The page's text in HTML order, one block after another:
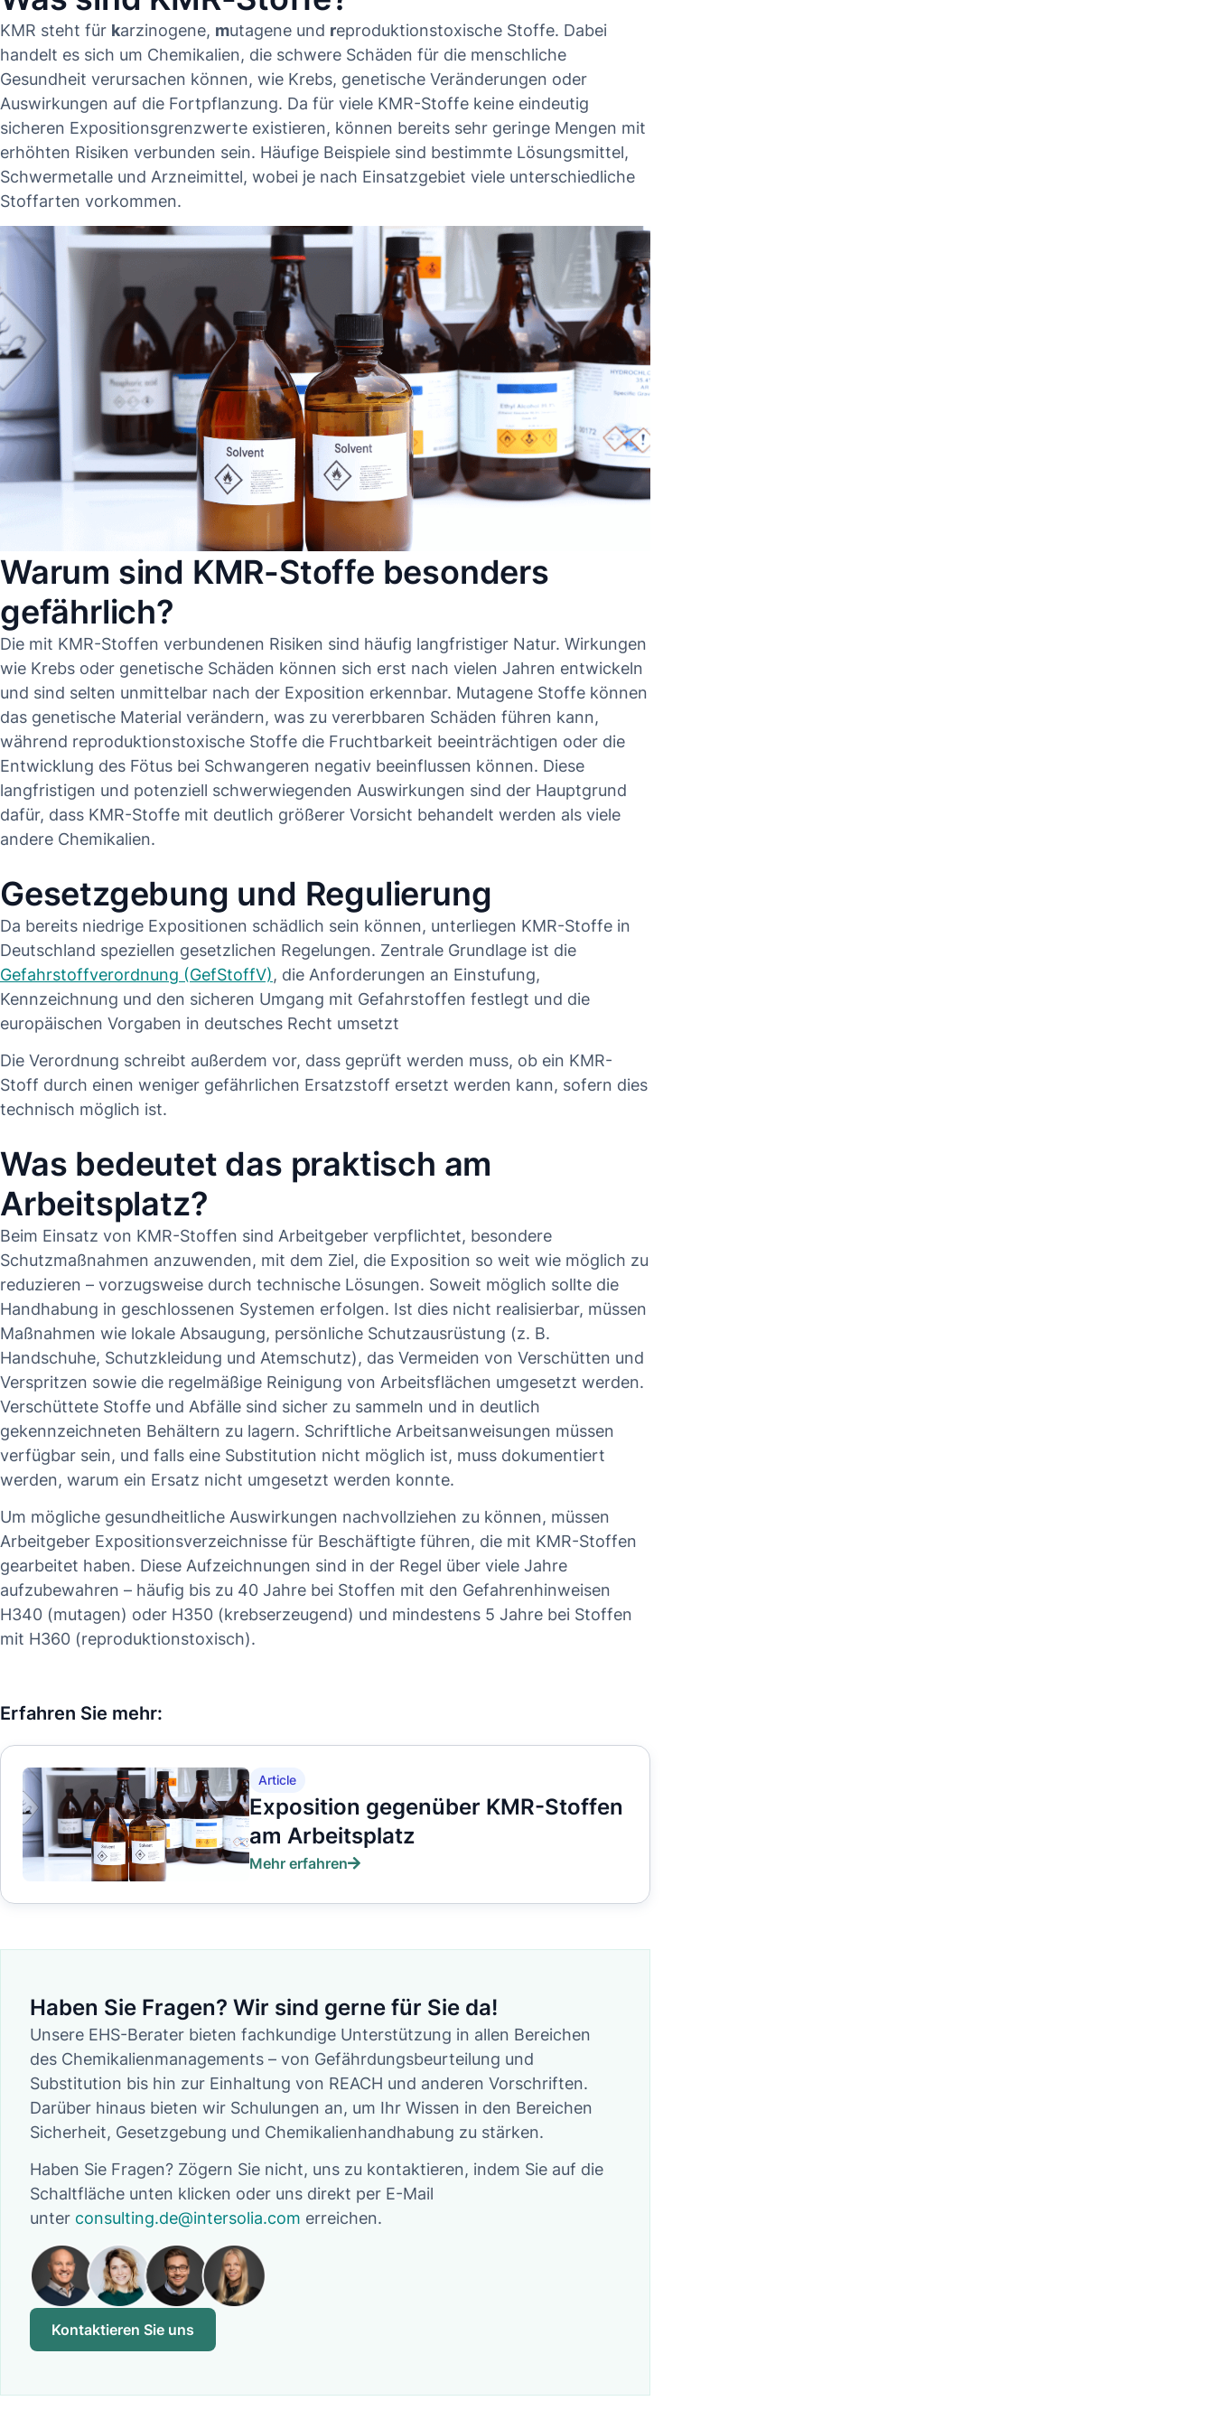
KMR steht für karzinogene, mutagene und reproduktionstoxische Stoffe. Dabei
handelt es sich um Chemikalien, die schwere Schäden für die menschliche
Gesundheit verursachen können, wie Krebs, genetische Veränderungen oder
Auswirkungen auf die Fortpflanzung. Da für viele KMR-Stoffe keine eindeutig
sicheren Expositionsgrenzwerte existieren, können bereits sehr geringe Mengen mit
erhöhten Risiken verbunden sein. Häufige Beispiele sind bestimmte Lösungsmittel,
Schwermetalle und Arzneimittel, wobei je nach Einsatzgebiet viele unterschiedliche
Stoffarten vorkommen.
Warum sind KMR-Stoffe besonders
gefährlich?
Die mit KMR-Stoffen verbundenen Risiken sind häufig langfristiger Natur. Wirkungen
wie Krebs oder genetische Schäden können sich erst nach vielen Jahren entwickeln
und sind selten unmittelbar nach der Exposition erkennbar. Mutagene Stoffe können
das genetische Material verändern, was zu vererbbaren Schäden führen kann,
während reproduktionstoxische Stoffe die Fruchtbarkeit beeinträchtigen oder die
Entwicklung des Fötus bei Schwangeren negativ beeinflussen können. Diese
langfristigen und potenziell schwerwiegenden Auswirkungen sind der Hauptgrund
dafür, dass KMR-Stoffe mit deutlich größerer Vorsicht behandelt werden als viele
andere Chemikalien.
Gesetzgebung und Regulierung
Da bereits niedrige Expositionen schädlich sein können, unterliegen KMR-Stoffe in
Deutschland speziellen gesetzlichen Regelungen. Zentrale Grundlage ist die
Gefahrstoffverordnung (GefStoffV), die Anforderungen an Einstufung,
Kennzeichnung und den sicheren Umgang mit Gefahrstoffen festlegt und die
europäischen Vorgaben in deutsches Recht umsetzt
Die Verordnung schreibt außerdem vor, dass geprüft werden muss, ob ein KMR-
Stoff durch einen weniger gefährlichen Ersatzstoff ersetzt werden kann, sofern dies
technisch möglich ist.
Was bedeutet das praktisch am
Arbeitsplatz?
Beim Einsatz von KMR-Stoffen sind Arbeitgeber verpflichtet, besondere
Schutzmaßnahmen anzuwenden, mit dem Ziel, die Exposition so weit wie möglich zu
reduzieren – vorzugsweise durch technische Lösungen. Soweit möglich sollte die
Handhabung in geschlossenen Systemen erfolgen. Ist dies nicht realisierbar, müssen
Maßnahmen wie lokale Absaugung, persönliche Schutzausrüstung (z. B.
Handschuhe, Schutzkleidung und Atemschutz), das Vermeiden von Verschütten und
Verspritzen sowie die regelmäßige Reinigung von Arbeitsflächen umgesetzt werden.
Verschüttete Stoffe und Abfälle sind sicher zu sammeln und in deutlich
gekennzeichneten Behältern zu lagern. Schriftliche Arbeitsanweisungen müssen
verfügbar sein, und falls eine Substitution nicht möglich ist, muss dokumentiert
werden, warum ein Ersatz nicht umgesetzt werden konnte.
Um mögliche gesundheitliche Auswirkungen nachvollziehen zu können, müssen
Arbeitgeber Expositionsverzeichnisse für Beschäftigte führen, die mit KMR-Stoffen
gearbeitet haben. Diese Aufzeichnungen sind in der Regel über viele Jahre
aufzubewahren – häufig bis zu 40 Jahre bei Stoffen mit den Gefahrenhinweisen
H340 (mutagen) oder H350 (krebserzeugend) und mindestens 5 Jahre bei Stoffen
mit H360 (reproduktionstoxisch).
Erfahren Sie mehr:
Article
Exposition gegenüber KMR-Stoffen
am Arbeitsplatz
Mehr erfahren
Haben Sie Fragen? Wir sind gerne für Sie da!
Unsere EHS-Berater bieten fachkundige Unterstützung in allen Bereichen
des Chemikalienmanagements – von Gefährdungsbeurteilung und
Substitution bis hin zur Einhaltung von REACH und anderen Vorschriften.
Darüber hinaus bieten wir Schulungen an, um Ihr Wissen in den Bereichen
Sicherheit, Gesetzgebung und Chemikalienhandhabung zu stärken.
Haben Sie Fragen? Zögern Sie nicht, uns zu kontaktieren, indem Sie auf die
Schaltfläche unten klicken oder uns direkt per E-Mail
unter consulting.de@intersolia.com erreichen.
Kontaktieren Sie uns